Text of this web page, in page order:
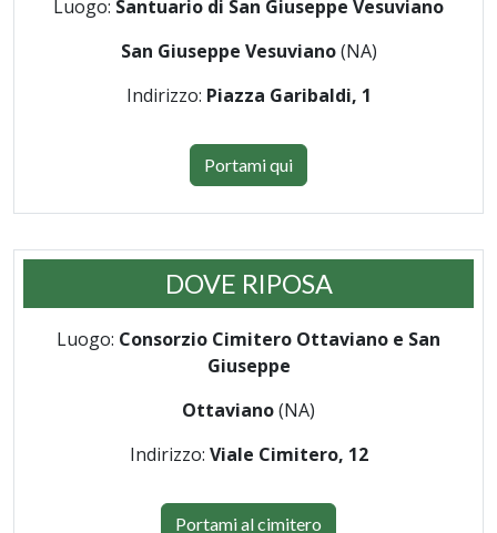
Luogo: Santuario di San Giuseppe Vesuviano
San Giuseppe Vesuviano(NA)
Indirizzo: Piazza Garibaldi, 1
Portami qui
DOVE RIPOSA
Luogo: Consorzio Cimitero Ottaviano e San
Giuseppe
Ottaviano(NA)
Indirizzo: Viale Cimitero, 12
Portami al cimitero